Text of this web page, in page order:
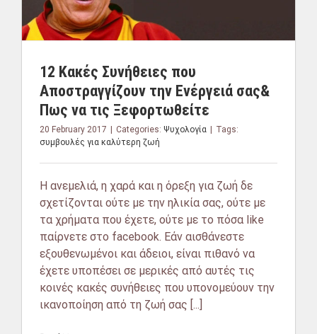
12 Κακές Συνήθειες που
Αποστραγγίζουν την Ενέργειά σας&
Πως να τις Ξεφορτωθείτε
20 February 2017 | Categories: Ψυχολογία | Tags:
συμβουλές για καλύτερη ζωή
Η ανεμελιά, η χαρά και η όρεξη για ζωή δε
σχετίζονται ούτε με την ηλικία σας, ούτε με
τα χρήματα που έχετε, ούτε με το πόσα like
παίρνετε στο facebook. Εάν αισθάνεστε
εξουθενωμένοι και άδειοι, είναι πιθανό να
έχετε υποπέσει σε μερικές από αυτές τις
κοινές κακές συνήθειες που υπονομεύουν την
ικανοποίηση από τη ζωή σας [...]